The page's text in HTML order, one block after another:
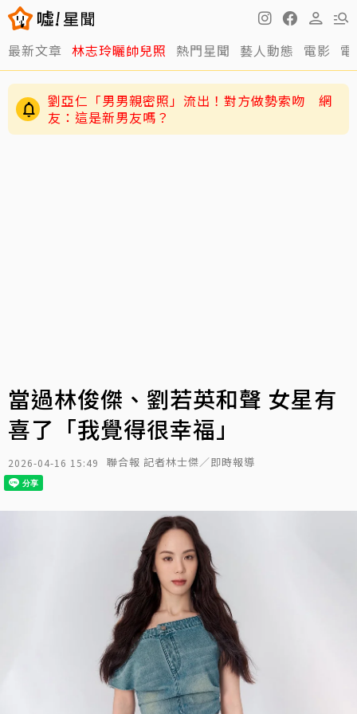
最新文章 林志玲曬帥兒照 熱門星聞 藝人動態 電影
五月天冠佑20愛女遭AI合成不雅影像 小玫瑰劉
芯妤親回擊：已截圖存證
劉亞仁「男男親密照」流出！對方做勢索吻 網
友：這是新男友嗎？
當過林俊傑、劉若英和聲 女星有
喜了「我覺得很幸福」
2026-04-16 15:49 聯合報 記者林士傑／即時報導